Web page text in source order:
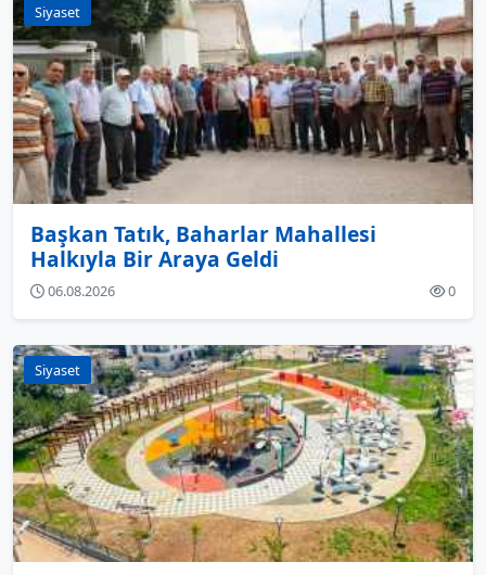
Siyaset
Başkan Tatık, Baharlar Mahallesi
Halkıyla Bir Araya Geldi
06.08.2026 0
Siyaset